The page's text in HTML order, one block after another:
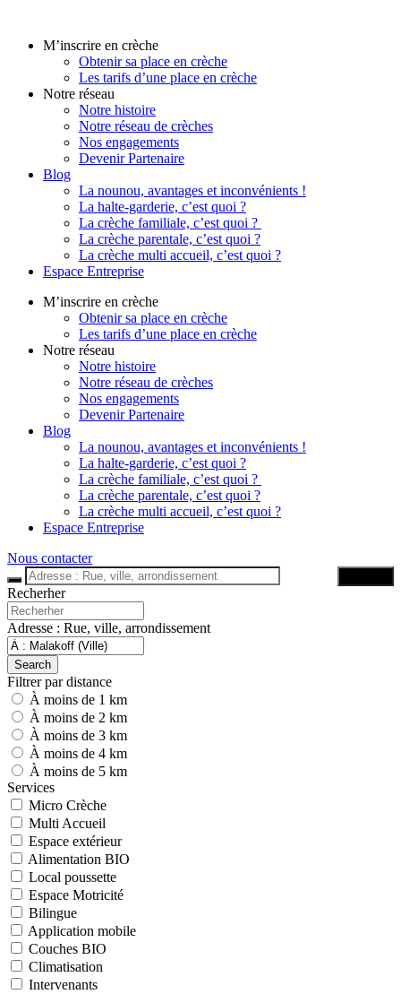
contenuM’inscrire en crèche
Obtenir sa place en crèche
Les tarifs d’une place en crèche
Notre réseau
Notre histoire
Notre réseau de crèches
Nos engagements
Devenir Partenaire
Blog
La nounou, avantages et inconvénients !
La halte-garderie, c’est quoi ?
La crèche familiale, c’est quoi ?
La crèche parentale, c’est quoi ?
La crèche multi accueil, c’est quoi ?
Espace Entreprise
M’inscrire en crèche
Obtenir sa place en crèche
Les tarifs d’une place en crèche
Notre réseau
Notre histoire
Notre réseau de crèches
Nos engagements
Devenir Partenaire
Blog
La nounou, avantages et inconvénients !
La halte-garderie, c’est quoi ?
La crèche familiale, c’est quoi ?
La crèche parentale, c’est quoi ?
La crèche multi accueil, c’est quoi ?
Espace Entreprise
Nous contacter
Recherher
Adresse : Rue, ville, arrondissement
Search
Filtrer par distance
À moins de 1 km
À moins de 2 km
À moins de 3 km
À moins de 4 km
À moins de 5 km
Services
Micro Crèche
Multi Accueil
Espace extérieur
Alimentation BIO
Local poussette
Espace Motricité
Bilingue
Application mobile
Couches BIO
Climatisation
Intervenants